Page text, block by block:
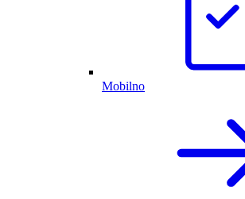
Mobilno